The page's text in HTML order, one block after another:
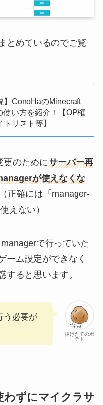
とめているのでご覧
】ConoHaのMinecraft
使い方を紹介！【OP権
トリスト等】
更のためにサーバー再
が使えなくな
正確には「manager-
えない）
で行っていた
ーム設定ができなく
すると思います。
揚げたてのポ
テト
う必要が
わずにマイクラサ